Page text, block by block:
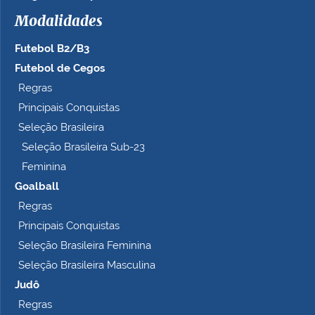
o
o
m
e
t
Modalidades
Futebol B2/B3
Futebol de Cegos
Regras
Principais Conquistas
Seleção Brasileira
Seleção Brasileira Sub-23
Feminina
Goalball
Regras
Principais Conquistas
Seleção Brasileira Feminina
Seleção Brasileira Masculina
Judô
Regras